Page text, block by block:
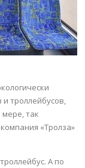
троллейбусов,
так
«Тролза»
А по